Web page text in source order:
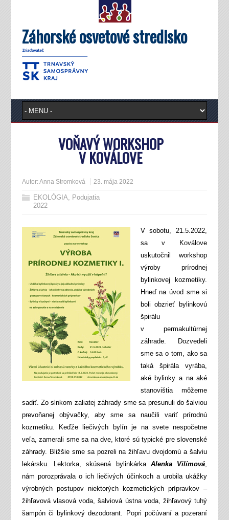
Záhorské osvetové stredisko
VOŇAVÝ WORKSHOP
V KOVÁLOVE
Autor:Anna Stromková 23. mája 2022
EKOLÓGIA, Podujatia
2022
V sobotu, 21.5.2022,
sa v Koválove
uskutočnil workshop
výroby prírodnej
bylinkovej kozmetiky.
Hneď na úvod sme si
boli obzrieť bylinkovú
špirálu
v permakultúrnej
záhrade. Dozvedeli
sme sa o tom, ako sa
taká špirála vyrába,
aké bylinky a na aké
stanovištia môžeme
sadiť. Zo slnkom zaliatej záhrady sme sa presunuli do šalviou
prevoňanej obývačky, aby sme sa naučili variť prírodnú
kozmetiku. Keďže liečivých bylín je na svete nespočetne
veľa, zamerali sme sa na dve, ktoré sú typické pre slovenské
záhrady. Bližšie sme sa pozreli na žihľavu dvojdomú a šalviu
lekársku. Lektorka, skúsená bylinkárkaAlenka Vilímová,
nám porozprávala o ich liečivých účinkoch a urobila ukážky
výrobných postupov niektorých kozmetických prípravkov –
žihľavová vlasová voda, šalviová ústna voda, žihľavový tuhý
šampón či bylinkový dezodorant. Popri počúvaní a pozeraní